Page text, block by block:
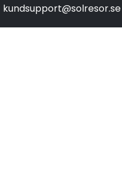
kundsupport@solresor.se